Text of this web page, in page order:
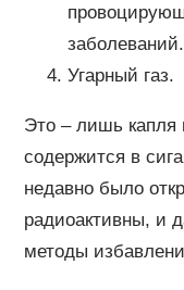
заболеваний.
Угарный газ.
Это – лишь капля
содержится в
недавно было
радиоактивны, и
методы